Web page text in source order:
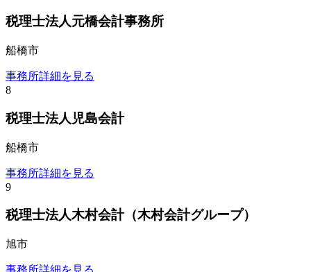
税理士法人元橋会計事務所
船橋市
事務所詳細を見る
8
税理士法人児島会計
船橋市
事務所詳細を見る
9
税理士法人木村会計（木村会計グループ）
旭市
事務所詳細を見る